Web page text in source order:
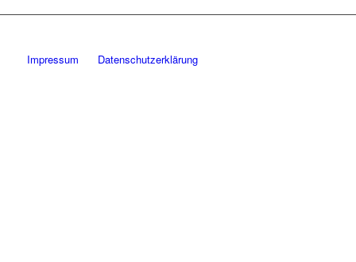
Impressum Datenschutzerklärung